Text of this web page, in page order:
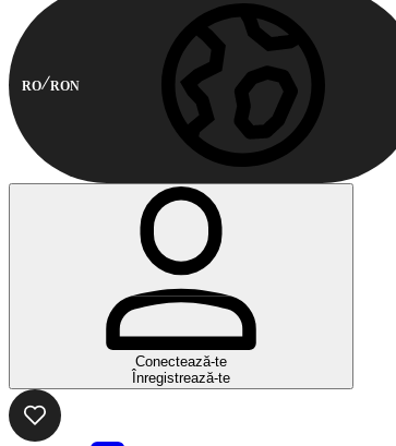
RO RON
Conectează-te
Înregistrează-te